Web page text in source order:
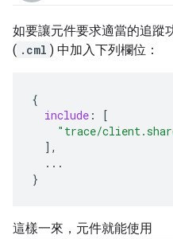
如要讓元件要求適當的追蹤
( .cml ) 中加入下列欄位：
{
include :
[
"trace/
],
...
}
這樣一來，元件就能使用